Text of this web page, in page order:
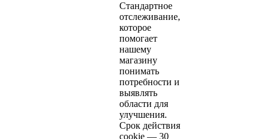
Стандартное
отслеживание,
которое
помогает
нашему
магазину
понимать
потребности и
выявлять
области для
улучшения.
Срок действия
cookie — 30